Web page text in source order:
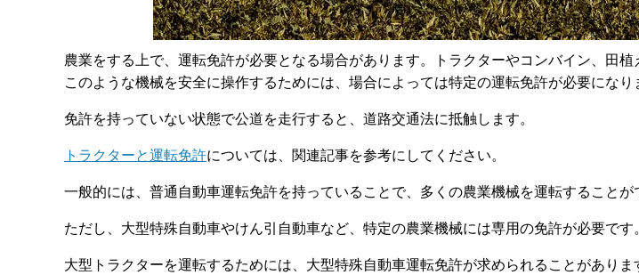
農業をする上で、運転免許が必要となる場合があります。トラクターやコンバイン、田
このような機械を安全に操作するためには、場合によっては特定の運転免許が必要になり
免許を持っていない状態で公道を走行すると、道路交通法に抵触します。
トラクターと運転免許については、関連記事を参考にしてください。
一般的には、普通自動車運転免許を持っていることで、多くの農業機械を運転することが
ただし、大型特殊自動車やけん引自動車など、特定の農業機械には専用の免許が必要です
大型トラクターを運転するためには、大型特殊自動車運転免許が求められることがあり